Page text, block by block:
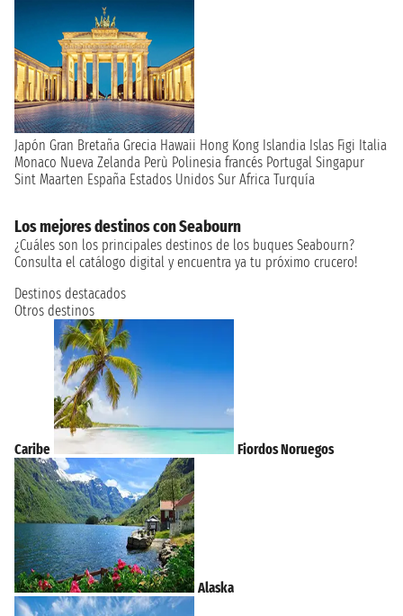
Japón Gran Bretaña Grecia Hawaii Hong Kong Islandia Islas Figi Italia
Monaco Nueva Zelanda Perù Polinesia francés Portugal Singapur
Sint Maarten España Estados Unidos Sur Africa Turquía
Los mejores destinos con Seabourn
¿Cuáles son los principales destinos de los buques Seabourn?
Consulta el catálogo digital y encuentra ya tu próximo crucero!
Destinos destacados
Otros destinos
Caribe Fiordos Noruegos
Alaska